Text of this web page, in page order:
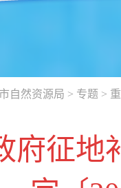
自然资源局 > 专题 >
府征地